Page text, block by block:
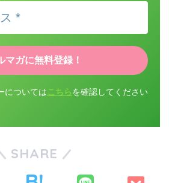
については こちら を確認してください
SHARE